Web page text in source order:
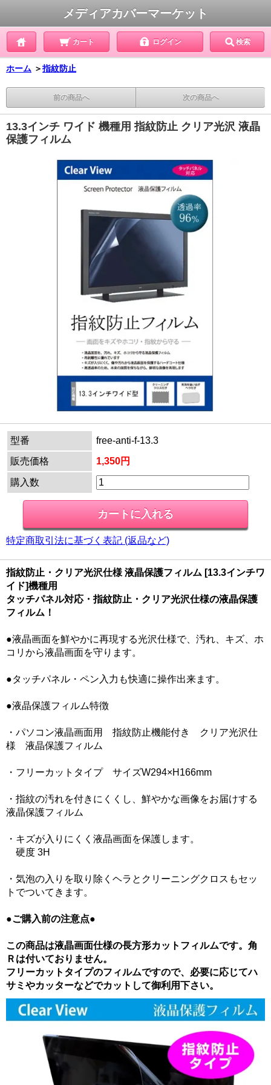
メディアカバーマーケット
カート ログイン 検索
ホーム ＞指紋防止
前の商品へ 次の商品へ
13.3インチ ワイド 機種用 指紋防止 クリア光沢 液晶
保護フィルム
型番
free-anti-f-13.3
販売価格
1,350円
購入数
特定商取引法に基づく表記 (返品など)
指紋防止・クリア光沢仕様 液晶保護フィルム [13.3インチワ
イド]機種用
タッチパネル対応・指紋防止・クリア光沢仕様の液晶保護
フィルム！
●液晶画面を鮮やかに再現する光沢仕様で、汚れ、キズ、ホ
コリから液晶画面を守ります。
●タッチパネル・ペン入力も快適に操作出来ます。
●液晶保護フィルム特徴
・パソコン液晶画面用 指紋防止機能付き クリア光沢仕
様 液晶保護フィルム
・フリーカットタイプ サイズW294×H166mm
・指紋の汚れを付きにくくし、鮮やかな画像をお届けする
液晶保護フィルム
・キズが入りにくく液晶画面を保護します。
硬度 3H
・気泡の入りを取り除くヘラとクリーニングクロスもセッ
トでついてきます。
●ご購入前の注意点●
この商品は液晶画面仕様の長方形カットフィルムです。角
Ｒは付いておりません。
フリーカットタイプのフィルムですので、必要に応じてハ
サミやカッターなどでカットして御利用下さい。